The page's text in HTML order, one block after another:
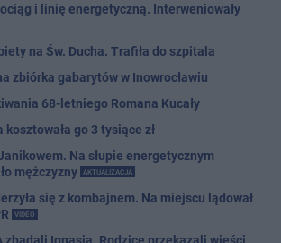
i linię energetyczną. Interweniowały
na Św. Ducha. Trafiła do szpitala
zbiórka gabarytów w Inowrocławiu
68-letniego Romana Kucały
kosztowała go 3 tysiące zł
Na słupie energetycznym
mężczyzny
AKTUALIZACJA
się z kombajnem. Na miejscu lądował
VIDEO
zbadali Ignasia. Rodzice przekazali wieści